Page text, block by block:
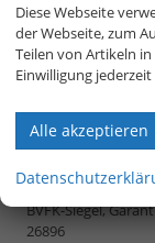
unverbindliche
5-türig, 1.5 TSI iV
Frontantrieb,
Hybrid Benzin,
(WLTP), CO₂-
(gewichtet,
BVFK-Siegel,
26896
Diese Webseite
der Webseite, zum
Teilen von Artikeln
Einwilligung
Alle akzeptieren